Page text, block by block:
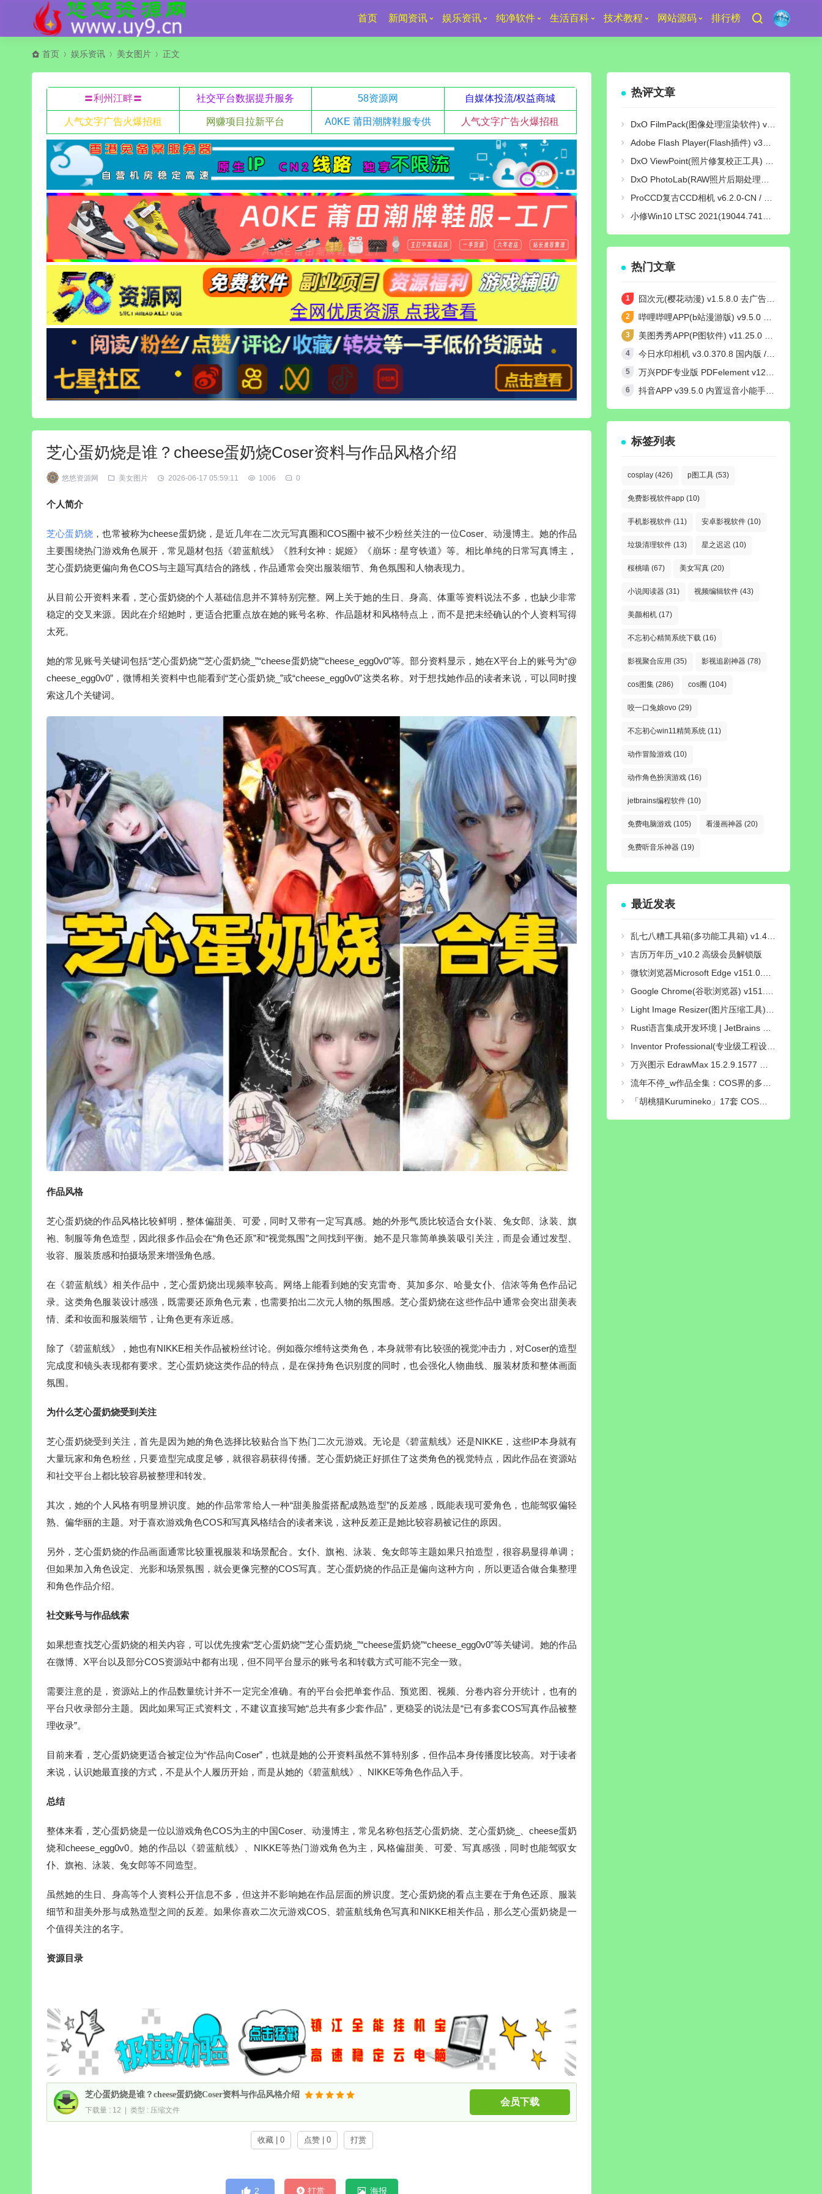
首页 新闻资讯 娱乐资讯 纯净软件 生活百科 技术教程 网站源码 排行榜
首页 娱乐资讯 美女图片 正文
〓利州江畔〓 社交平台数据提升服务 58资源网 自媒体投流/权益商城
人气文字广告火爆招租 网赚项目拉新平台 A0KE 莆田潮牌鞋服专供 人气文字广告火爆招租
芝心蛋奶烧是谁？cheese蛋奶烧Coser资料与作品风格介绍
悠悠资源网 美女图片 2026-06-17 05:59:11 1006 0
个人简介
芝心蛋奶烧 ，也常被称为cheese蛋奶烧，是近几年在二次元写真圈和COS圈中被不少粉丝关注的一位Coser、动漫博主。她的作品
主要围绕热门游戏角色展开，常见题材包括《碧蓝航线》《胜利女神：妮姬》《崩坏：星穹铁道》等。相比单纯的日常写真博主，
芝心蛋奶烧更偏向角色COS与主题写真结合的路线，作品通常会突出服装细节、角色氛围和人物表现力。
从目前公开资料来看，芝心蛋奶烧的个人基础信息并不算特别完整。网上关于她的生日、身高、体重等资料说法不多，也缺少非常
稳定的交叉来源。因此在介绍她时，更适合把重点放在她的账号名称、作品题材和风格特点上，而不是把未经确认的个人资料写得
太死。
她的常见账号关键词包括“芝心蛋奶烧”“芝心蛋奶烧_”“cheese蛋奶烧”“cheese_egg0v0”等。部分资料显示，她在X平台上的账号为“@
cheese_egg0v0”，微博相关资料中也能看到“芝心蛋奶烧_”或“cheese_egg0v0”这类名称。对于想找她作品的读者来说，可以同时搜
索这几个关键词。
作品风格
芝心蛋奶烧的作品风格比较鲜明，整体偏甜美、可爱，同时又带有一定写真感。她的外形气质比较适合女仆装、兔女郎、泳装、旗
袍、制服等角色造型，因此很多作品会在“角色还原”和“视觉氛围”之间找到平衡。她不是只靠简单换装吸引关注，而是会通过发型、
妆容、服装质感和拍摄场景来增强角色感。
在《碧蓝航线》相关作品中，芝心蛋奶烧出现频率较高。网络上能看到她的安克雷奇、莫加多尔、哈曼女仆、信浓等角色作品记
录。这类角色服装设计感强，既需要还原角色元素，也需要拍出二次元人物的氛围感。芝心蛋奶烧在这些作品中通常会突出甜美表
情、柔和妆面和服装细节，让角色更有亲近感。
除了《碧蓝航线》，她也有NIKKE相关作品被粉丝讨论。例如薇尔维特这类角色，本身就带有比较强的视觉冲击力，对Coser的造型
完成度和镜头表现都有要求。芝心蛋奶烧这类作品的特点，是在保持角色识别度的同时，也会强化人物曲线、服装材质和整体画面
氛围。
为什么芝心蛋奶烧受到关注
芝心蛋奶烧受到关注，首先是因为她的角色选择比较贴合当下热门二次元游戏。无论是《碧蓝航线》还是NIKKE，这些IP本身就有
大量玩家和角色粉丝，只要造型完成度足够，就很容易获得传播。芝心蛋奶烧正好抓住了这类角色的视觉特点，因此作品在资源站
和社交平台上都比较容易被整理和转发。
其次，她的个人风格有明显辨识度。她的作品常常给人一种“甜美脸蛋搭配成熟造型”的反差感，既能表现可爱角色，也能驾驭偏轻
熟、偏华丽的主题。对于喜欢游戏角色COS和写真风格结合的读者来说，这种反差正是她比较容易被记住的原因。
另外，芝心蛋奶烧的作品画面通常比较重视服装和场景配合。女仆、旗袍、泳装、兔女郎等主题如果只拍造型，很容易显得单调；
但如果加入角色设定、光影和场景氛围，就会更像完整的COS写真。芝心蛋奶烧的作品正是偏向这种方向，所以更适合做合集整理
和角色作品介绍。
社交账号与作品线索
如果想查找芝心蛋奶烧的相关内容，可以优先搜索“芝心蛋奶烧”“芝心蛋奶烧_”“cheese蛋奶烧”“cheese_egg0v0”等关键词。她的作品
在微博、X平台以及部分COS资源站中都有出现，但不同平台显示的账号名和转载方式可能不完全一致。
需要注意的是，资源站上的作品数量统计并不一定完全准确。有的平台会把单套作品、预览图、视频、分卷内容分开统计，也有的
平台只收录部分主题。因此如果写正式资料文，不建议直接写她“总共有多少套作品”，更稳妥的说法是“已有多套COS写真作品被整
理收录”。
目前来看，芝心蛋奶烧更适合被定位为“作品向Coser”，也就是她的公开资料虽然不算特别多，但作品本身传播度比较高。对于读者
来说，认识她最直接的方式，不是从个人履历开始，而是从她的《碧蓝航线》、NIKKE等角色作品入手。
总结
整体来看，芝心蛋奶烧是一位以游戏角色COS为主的中国Coser、动漫博主，常见名称包括芝心蛋奶烧、芝心蛋奶烧_、cheese蛋奶
烧和cheese_egg0v0。她的作品以《碧蓝航线》、NIKKE等热门游戏角色为主，风格偏甜美、可爱、写真感强，同时也能驾驭女
仆、旗袍、泳装、兔女郎等不同造型。
虽然她的生日、身高等个人资料公开信息不多，但这并不影响她在作品层面的辨识度。芝心蛋奶烧的看点主要在于角色还原、服装
细节和甜美外形与成熟造型之间的反差。如果你喜欢二次元游戏COS、碧蓝航线角色写真和NIKKE相关作品，那么芝心蛋奶烧是一
个值得关注的名字。
资源目录
芝心蛋奶烧是谁？cheese蛋奶烧Coser资料与作品风格介绍
下载量 : 12 | 类型 : 压缩文件
会员下载
收藏 | 0 点赞 | 0 打赏
2 打赏 海报
热评文章
DxO FilmPack(图像处理渲染软件) v7.25.0 Build 29 中文绿色激活版
Adobe Flash Player(Flash插件) v34.0.0.380 纯净版
DxO ViewPoint(照片修复校正工具) v5.15.0 Build 31 中文绿色便携版
DxO PhotoLab(RAW照片后期处理软件) v9.10 Build 736 中文激活版
ProCCD复古CCD相机 v6.2.0-CN / v3.9.1-GP 解锁终身pro会员版
小修Win10 LTSC 2021(19044.7417) [轻度精简版/极限精简版]
热门文章
囧次元(樱花动漫) v1.5.8.0 去广告纯净版
哔哩哔哩APP(b站漫游版) v9.5.0 哔哩漫游去广告解除版权受限
美图秀秀APP(P图软件) v11.25.0 去广告永久VIP解锁版
今日水印相机 v3.0.370.8 国内版 / v4.2.3 国际版 Timemark高级VIP会员解锁版
万兴PDF专业版 PDFelement v12.1.24 中文绿色完整版
抖音APP v39.5.0 内置逗音小能手模块去广告无水印纯净版
标签列表
cosplay (426) p图工具 (53)
免费影视软件app (10)
手机影视软件 (11) 安卓影视软件 (10)
垃圾清理软件 (13) 星之迟迟 (10)
桜桃喵 (67) 美女写真 (20)
小说阅读器 (31) 视频编辑软件 (43)
美颜相机 (17)
不忘初心精简系统下载 (16)
影视聚合应用 (35) 影视追剧神器 (78)
cos图集 (286) cos圈 (104)
咬一口兔娘ovo (29)
不忘初心win11精简系统 (11)
动作冒险游戏 (10)
动作角色扮演游戏 (16)
jetbrains编程软件 (10)
免费电脑游戏 (105) 看漫画神器 (20)
免费听音乐神器 (19)
最近发表
乱七八糟工具箱(多功能工具箱) v1.4.27 解锁VIP会员版
吉历万年历_v10.2 高级会员解锁版
微软浏览器Microsoft Edge v151.0.4129.72 绿色增强版
Google Chrome(谷歌浏览器) v151.0.7922.109 绿色增强版
Light Image Resizer(图片压缩工具) v7.6.5.176 多语便携版
Rust语言集成开发环境 | JetBrains RustRover 2026.2.0 直装激活版
Inventor Professional(专业级工程设计软件) 2026.4.0 中文激活版
万兴图示 EdrawMax 15.2.9.1577 中文特别版
流年不停_w作品全集：COS界的多才多艺之星
「胡桃猫Kurumineko」17套 COS作品写真合集[持续更新],森系邻家妹妹的反差魅力